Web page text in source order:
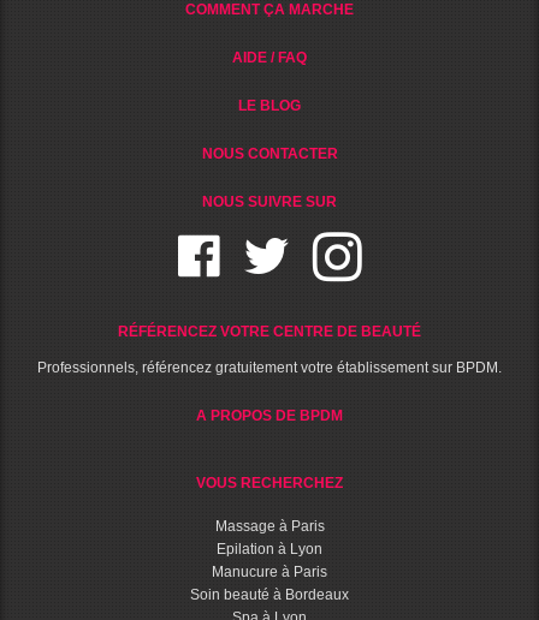
COMMENT ÇA MARCHE
AIDE / FAQ
LE BLOG
NOUS CONTACTER
NOUS SUIVRE SUR
RÉFÉRENCEZ VOTRE CENTRE DE BEAUTÉ
Professionnels, référencez gratuitement votre établissement sur BPDM.
A PROPOS DE BPDM
VOUS RECHERCHEZ
Massage à Paris
Epilation à Lyon
Manucure à Paris
Soin beauté à Bordeaux